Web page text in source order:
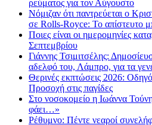
ρεύματος για τον Αύγουστο
Νόμιζαν ότι παντρεύεται ο
σε Rolls-Royce: Το απίστευτο
Ποιες είναι οι ημερομηνίες
Σεπτεμβρίου
Γιάννης Τσιμιτσέλης:
αδελφό του, Λάμπρο, για τα
Θερινές εκπτώσεις 2026:
Προσοχή στις παγίδες
Στο νοσοκομείο η Ιωάννα
φάει…»
Ρέθυμνο: Πέντε νεαροί